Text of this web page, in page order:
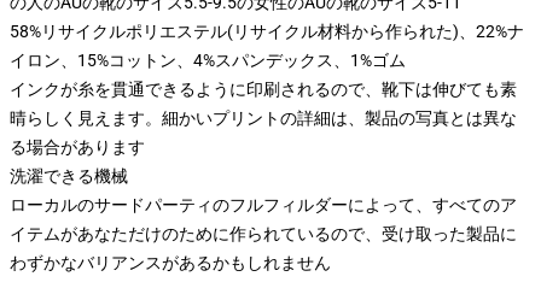
58%リサイクルポリエステル(リサイクル材料から作られた)、22%ナ
イロン、15%コットン、4%スパンデックス、1%ゴム
インクが糸を貫通できるように印刷されるので、靴下は伸びても素
晴らしく見えます。細かいプリントの詳細は、製品の写真とは異な
る場合があります
洗濯できる機械
ローカルのサードパーティのフルフィルダーによって、すべてのア
イテムがあなただけのために作られているので、受け取った製品に
わずかなバリアンスがあるかもしれません